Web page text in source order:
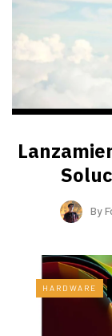
By
HARDWARE